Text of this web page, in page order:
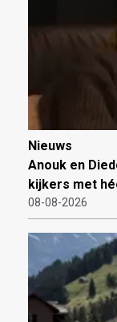
Nieuws
Anouk en
kijkers met
08-08-2026